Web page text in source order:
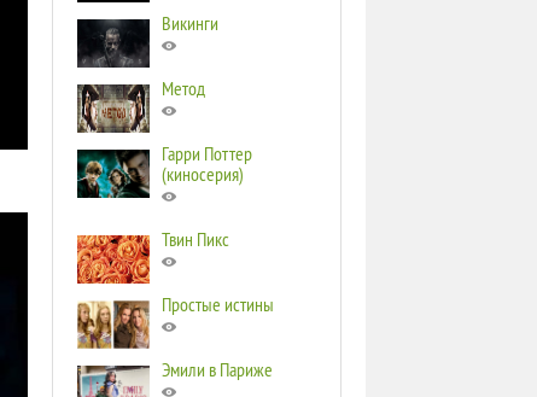
Викинги
Метод
Гарри Поттер
(киносерия)
Твин Пикс
Простые истины
Эмили в Париже